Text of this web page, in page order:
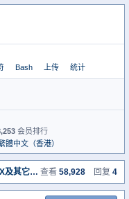
Bash 上传 统计
会员排行
體中文（香港）
件讨论专区 »
查看 58,928 回复 4